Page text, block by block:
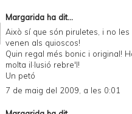
Margarida ha dit...
Això sí que són piruletes, i no les
venen als quioscos!
Quin regal més bonic i original!
molta il·lusió rebre'l!
Un petó
7 de maig del 2009, a les 0:01